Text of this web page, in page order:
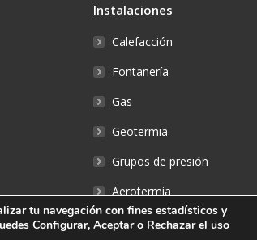
Instalaciones
Calefacción
Fontanería
Gas
Geotermia
Grupos de presión
Aerotermia
tu navegación con fines estadísticos y
Configurar, Aceptar o Rechazar el uso